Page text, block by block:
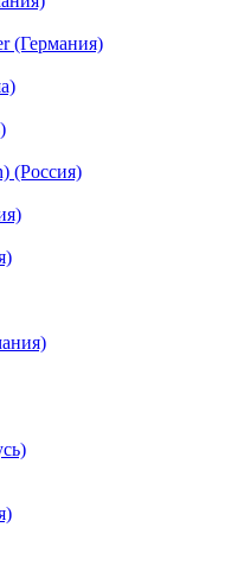
(Германия)
(Россия)